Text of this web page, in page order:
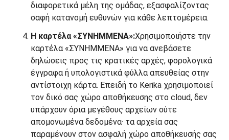
διαφορετικά μέλη της ομάδας, εξασφαλίζοντας
σαφή κατανομή ευθυνών για κάθε λεπτομέρεια.
Η καρτέλα «ΣΥΝΗΜΜΕΝΑ»:Χρησιμοποιήστε την
καρτέλα «ΣΥΝΗΜΜΕΝΑ» για να ανεβάσετε
δηλώσεις προς τις κρατικές αρχές, φορολογικά
έγγραφα ή υπολογιστικά φύλλα απευθείας στην
αντίστοιχη κάρτα. Επειδή το Kerika χρησιμοποιεί
τον δικό σας χώρο αποθήκευσης στο cloud, δεν
υπάρχουν όρια μεγέθους αρχείων ούτε
απομονωμένα δεδομένα· τα αρχεία σας
παραμένουν στον ασφαλή χώρο αποθήκευσής σας